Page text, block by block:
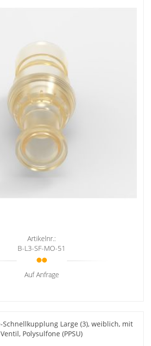
Artikelnr.:
B-L3-SF-MO-51
Auf Anfrage
Schnellkupplung Large (3), weiblich, mit
Ventil, Polysulfone (PPSU)